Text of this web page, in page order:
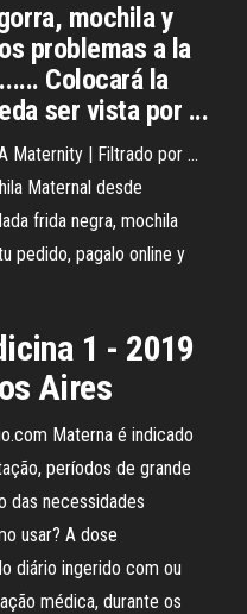
mochila y
problemas a la
Colocará la
ser vista por ...
Maternity | Filtrado por ...
Maternal desde
frida negra, mochila
pedido, pagalo online y
1 - 2019
Aires
Materna é indicado
períodos de grande
das necessidades
usar? A dose
diário ingerido com ou
médica, durante os